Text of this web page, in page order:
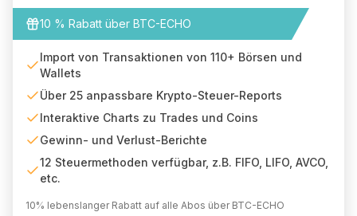
10 % Rabatt über BTC-ECHO
Import von Transaktionen von 110+ Börsen und
Wallets
Über 25 anpassbare Krypto-Steuer-Reports
Interaktive Charts zu Trades und Coins
Gewinn- und Verlust-Berichte
12 Steuermethoden verfügbar, z.B. FIFO, LIFO, AVCO,
etc.
10% lebenslanger Rabatt auf alle Abos über BTC-ECHO